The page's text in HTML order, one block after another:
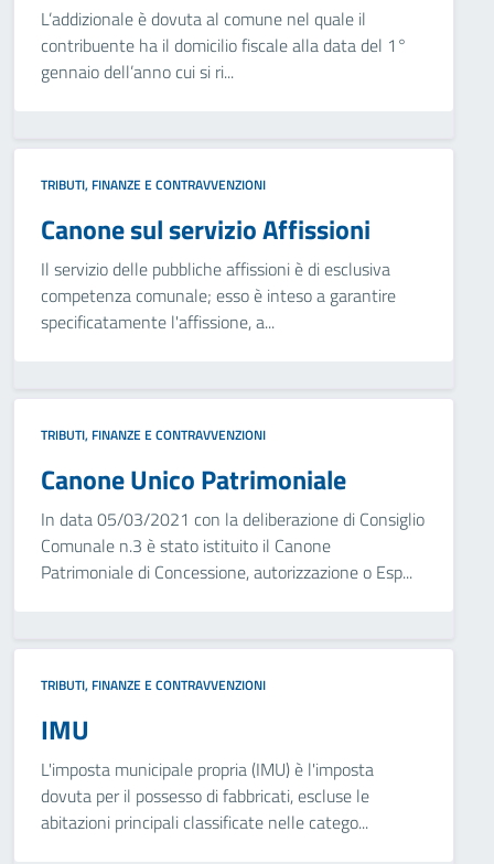
L’addizionale è dovuta al comune nel quale il
contribuente ha il domicilio fiscale alla data del 1°
gennaio dell’anno cui si ri...
TRIBUTI, FINANZE E CONTRAVVENZIONI
Canone sul servizio Affissioni
Il servizio delle pubbliche affissioni è di esclusiva
competenza comunale; esso è inteso a garantire
specificatamente l'affissione, a...
TRIBUTI, FINANZE E CONTRAVVENZIONI
Canone Unico Patrimoniale
In data 05/03/2021 con la deliberazione di Consiglio
Comunale n.3 è stato istituito il Canone
Patrimoniale di Concessione, autorizzazione o Esp...
TRIBUTI, FINANZE E CONTRAVVENZIONI
IMU
L'imposta municipale propria (IMU) è l'imposta
dovuta per il possesso di fabbricati, escluse le
abitazioni principali classificate nelle catego...